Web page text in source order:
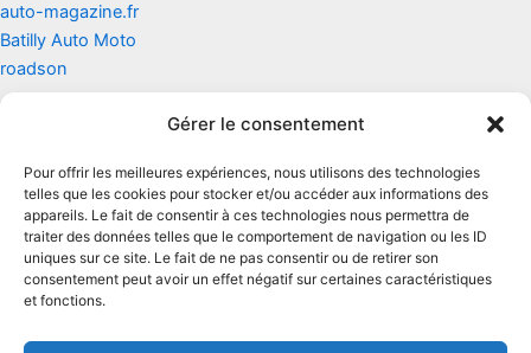
Gérer le consentement
Pour offrir les meilleures expériences, nous utilisons des technologies
telles que les cookies pour stocker et/ou accéder aux informations des
appareils. Le fait de consentir à ces technologies nous permettra de
traiter des données telles que le comportement de navigation ou les ID
uniques sur ce site. Le fait de ne pas consentir ou de retirer son
consentement peut avoir un effet négatif sur certaines caractéristiques
et fonctions.
auto-magazine.fr
Batilly Auto Moto
roadson
Mentions légales
Conditions générales d'utilisation
Conditions générales de vente
Politique de cookies